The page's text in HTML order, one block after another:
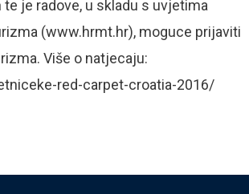
je radove, u skladu s uvjetima
(www.hrmt.hr), moguce prijaviti
Više o natjecaju:
red-carpet-croatia-2016/